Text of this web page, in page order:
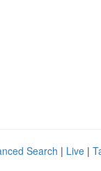
Search | Live |